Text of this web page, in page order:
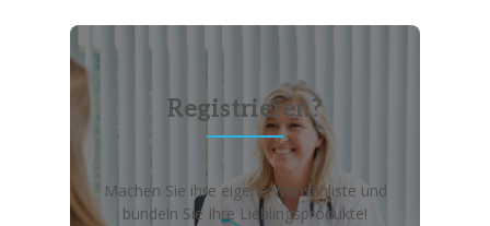
Registrieren?
Machen Sie ihre eigene Wunschliste und
bündeln Sie Ihre Lieblingsprodukte!